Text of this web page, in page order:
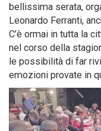
bellissima serata,
Leonardo Ferranti,
C’è ormai in tutta la
nel corso della
le possibilità di far
emozioni provate in